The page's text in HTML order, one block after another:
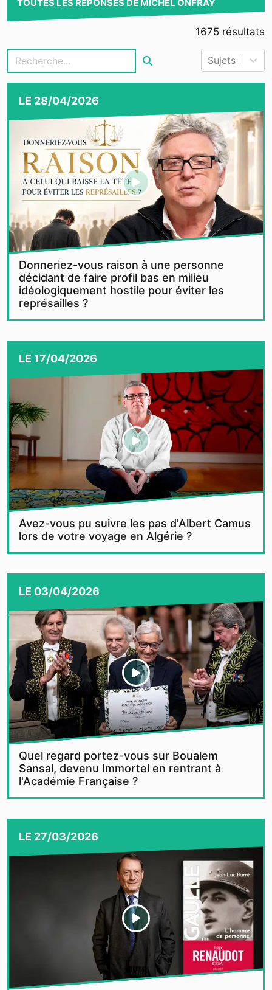
TOUTES LES RÉPONSES DE MICHEL ONFRAY
1675 résultats
Sujets
LE 28/04/2026
Donneriez-vous raison à une personne
décidant de faire profil bas en milieu
idéologiquement hostile pour éviter les
représailles ?
LE 17/04/2026
Avez-vous pu suivre les pas d'Albert Camus
lors de votre voyage en Algérie ?
LE 03/04/2026
Quel regard portez-vous sur Boualem
Sansal, devenu Immortel en rentrant à
l'Académie Française ?
LE 27/03/2026